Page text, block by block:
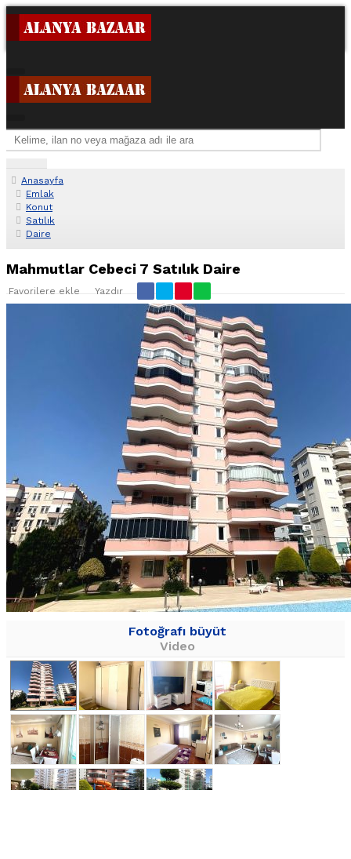
Anasayfa
Emlak
Konut
Satılık
Daire
Mahmutlar Cebeci 7 Satılık Daire
Favorilere ekle Yazdır
Fotoğrafı büyüt
Video